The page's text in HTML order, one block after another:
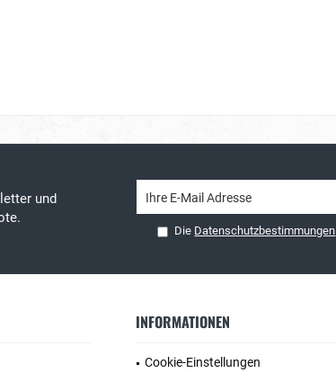
und
Die Datenschutzbestimmungen
INFORMATIONEN
Cookie-Einstellungen